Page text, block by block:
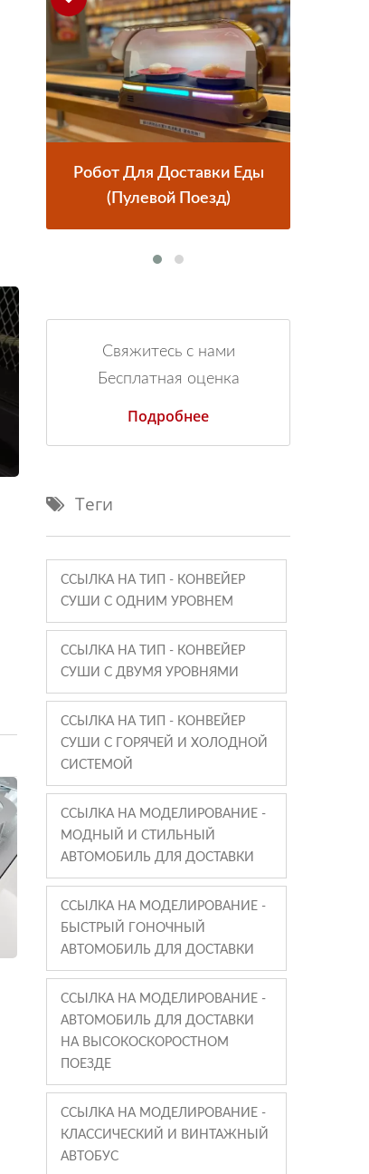
Система Доставки Еды
Поездами
Свяжитесь с нами
Бесплатная оценка
Подробнее
Теги
ССЫЛКА НА ТИП - КОНВЕЙЕР
СУШИ С ОДНИМ УРОВНЕМ
ССЫЛКА НА ТИП - КОНВЕЙЕР
СУШИ С ДВУМЯ УРОВНЯМИ
ССЫЛКА НА ТИП - КОНВЕЙЕР
СУШИ С ГОРЯЧЕЙ И ХОЛОДНОЙ
СИСТЕМОЙ
ССЫЛКА НА МОДЕЛИРОВАНИЕ -
МОДНЫЙ И СТИЛЬНЫЙ
АВТОМОБИЛЬ ДЛЯ ДОСТАВКИ
ССЫЛКА НА МОДЕЛИРОВАНИЕ -
БЫСТРЫЙ ГОНОЧНЫЙ
АВТОМОБИЛЬ ДЛЯ ДОСТАВКИ
ССЫЛКА НА МОДЕЛИРОВАНИЕ -
АВТОМОБИЛЬ ДЛЯ ДОСТАВКИ
НА ВЫСОКОСКОРОСТНОМ
ПОЕЗДЕ
ССЫЛКА НА МОДЕЛИРОВАНИЕ -
КЛАССИЧЕСКИЙ И ВИНТАЖНЫЙ
АВТОБУС